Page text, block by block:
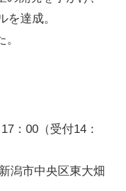
を達成。
：00（受付14：
潟市中央区東大畑